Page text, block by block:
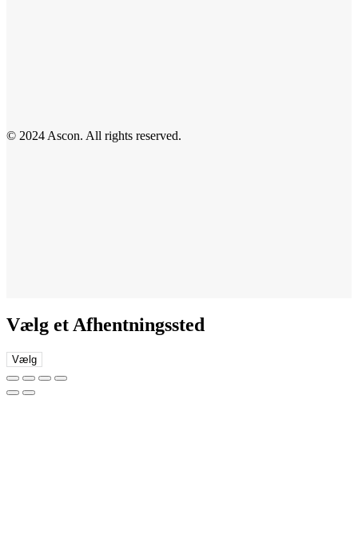
© 2024 Ascon. All rights reserved.
Vælg et Afhentningssted
Vælg